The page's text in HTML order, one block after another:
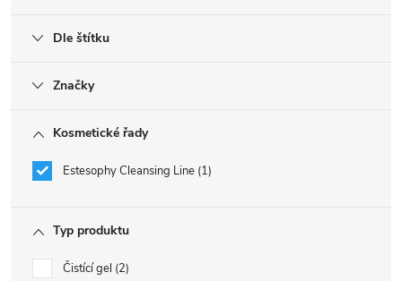
Dle štítku
Značky
Kosmetické řady
Estesophy Cleansing Line 1
Typ produktu
Čistící gel 2